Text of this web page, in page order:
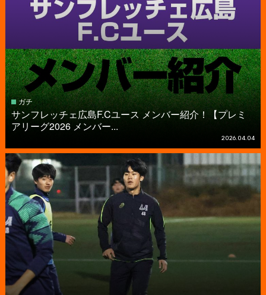
ガチ
サンフレッチェ広島F.Cユース メンバー紹介！【プレミ
アリーグ2026 メンバー...
2026.04.04